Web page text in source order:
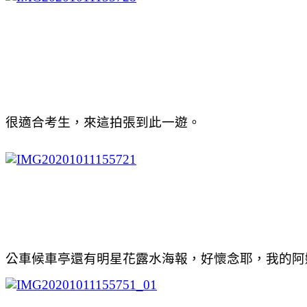
很適合考生，來這拍張到此一遊。
公車候車亭還有明星花露水海報，好懷念耶，我的阿